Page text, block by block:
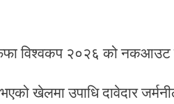
विश्वकप २०२६ को
भएको खेलमा उपाधि दावेदार